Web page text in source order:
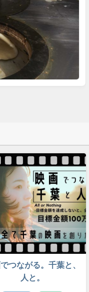
つながる。千葉と、
人と。